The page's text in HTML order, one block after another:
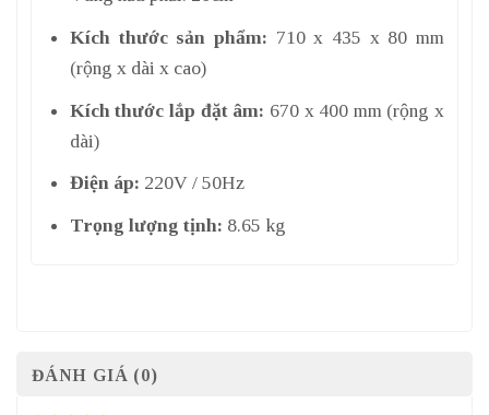
Kích thước sản phẩm: 710 x 435 x 80 mm
(rộng x dài x cao)
Kích thước lắp đặt âm: 670 x 400 mm (rộng x
dài)
Điện áp: 220V / 50Hz
Trọng lượng tịnh: 8.65 kg
ĐÁNH GIÁ (0)